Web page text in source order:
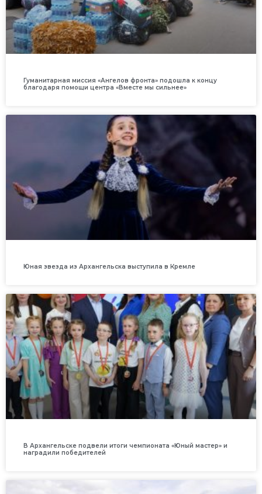
Гуманитарная миссия «Ангелов фронта» подошла к концу
благодаря помощи центра «Вместе мы сильнее»
Юная звезда из Архангельска выступила в Кремле
В Архангельске подвели итоги чемпионата «Юный мастер» и
наградили победителей